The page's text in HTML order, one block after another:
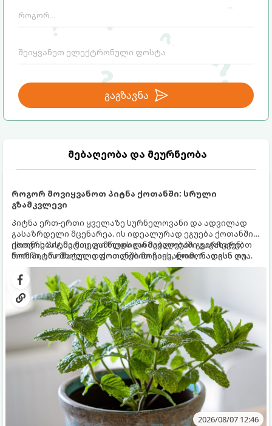
გაგზავნა
მებაღეობა და მეურნეობა
როგორ მოვიყვანოთ პიტნა ქოთანში: სრული
გზამკვლევი
პიტნა ერთ-ერთი ყველაზე სურნელოვანი და ადვილად
გასაზრდელი მცენარეა. ის იდეალურად ეგუება ქოთანში
ცხოვრებას, მეტიც, გამოცდილი მებაღეები გვირჩევენ,
რომ პიტნა მხოლოდ ქოთანში მოვიყვანოთ, რადგან ღია
გრუნტში (ბაღში) დარგვისას ის ფესვებით ძალიან
სწრაფად ვრცელდება და სხვა მცენარეებს ავიწროებს.
ქოთნის პიტნა მთელი წლის განმავლობაში გაგახარებთ
ნორჩი, არომატული ფოთლებით ჩაის, ლიმონათისა თუ
კერძებისთვის.
2026/08/07 12:46